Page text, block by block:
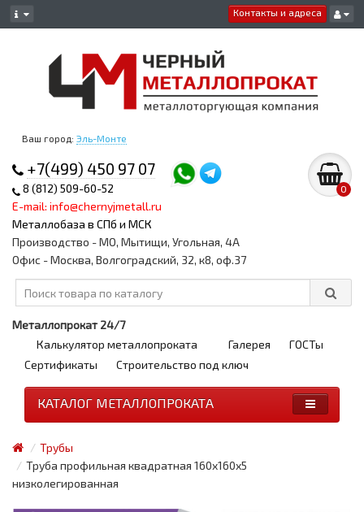
Контакты и адреса
Ваш город: Эль-Монте
+7(499) 450 97 07
8 (812) 509-60-52
E-mail: info@chernyjmetall.ru
Металлобаза в СПб и МСК
0
Производство - МО, Мытищи, Угольная, 4А
Офис - Москва, Волгоградский, 32, к8, оф.37
Металлопрокат 24/7
Калькулятор металлопроката
Галерея
ГОСТы
Сертификаты
Строительство под ключ
КАТАЛОГ МЕТАЛЛОПРОКАТА
Трубы
Труба профильная квадратная 160x160x5
низколегированная